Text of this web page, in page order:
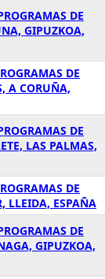
DE
GIPUZKOA,
DE
A CORUÑA,
DE
LAS PALMAS,
DE
LLEIDA, ESPAÑA
DE
GIPUZKOA,